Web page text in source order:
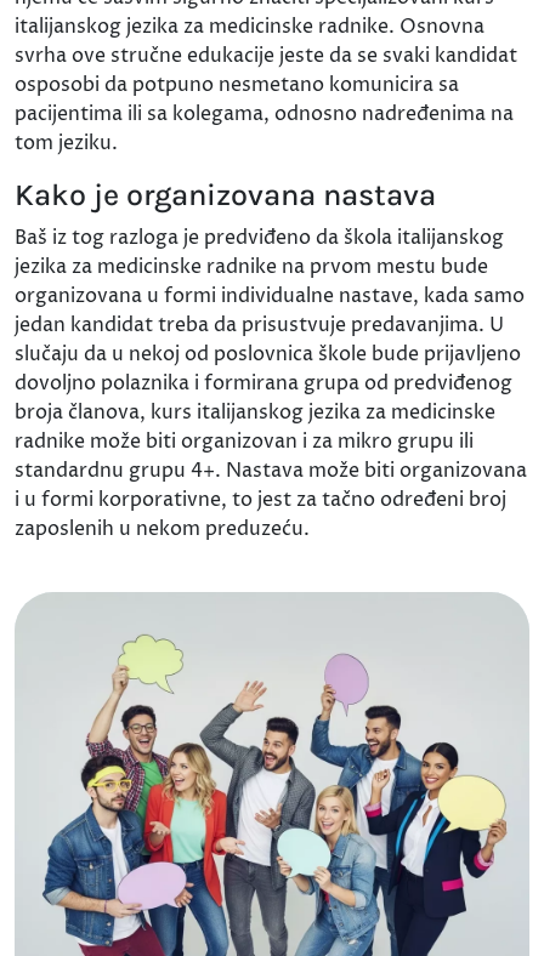
italijanskog jezika za medicinske radnike. Osnovna
svrha ove stručne edukacije jeste da se svaki kandidat
osposobi da potpuno nesmetano komunicira sa
pacijentima ili sa kolegama, odnosno nadređenima na
tom jeziku.
Kako je organizovana nastava
Baš iz tog razloga je predviđeno da škola italijanskog
jezika za medicinske radnike na prvom mestu bude
organizovana u formi individualne nastave, kada samo
jedan kandidat treba da prisustvuje predavanjima. U
slučaju da u nekoj od poslovnica škole bude prijavljeno
dovoljno polaznika i formirana grupa od predviđenog
broja članova, kurs italijanskog jezika za medicinske
radnike može biti organizovan i za mikro grupu ili
standardnu grupu 4+. Nastava može biti organizovana
i u formi korporativne, to jest za tačno određeni broj
zaposlenih u nekom preduzeću.